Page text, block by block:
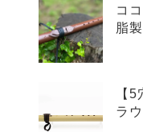
コ
脂
【
ラ